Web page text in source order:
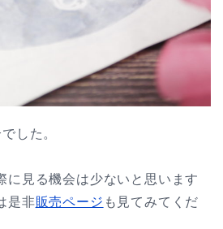
した。
に見る機会は少ないと思います
是非販売ページ も見てみてくだ
ホーム